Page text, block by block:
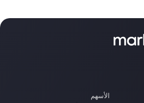
الأسهم